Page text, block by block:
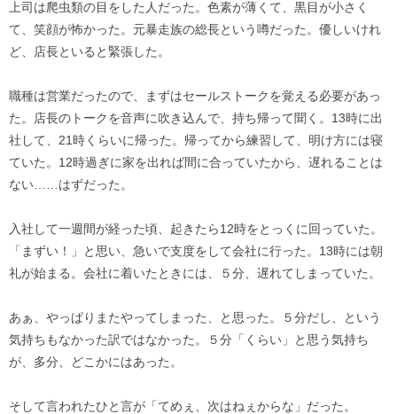
上司は爬虫類の目をした人だった。色素が薄くて、黒目が小さく
て、笑顔が怖かった。元暴走族の総長という噂だった。優しいけれ
ど、店長といると緊張した。
職種は営業だったので、まずはセールストークを覚える必要があっ
た。店長のトークを音声に吹き込んで、持ち帰って聞く。13時に出
社して、21時くらいに帰った。帰ってから練習して、明け方には寝
ていた。12時過ぎに家を出れば間に合っていたから、遅れることは
ない……はずだった。
入社して一週間が経った頃、起きたら12時をとっくに回っていた。
「まずい！」と思い、急いで支度をして会社に行った。13時には朝
礼が始まる。会社に着いたときには、５分、遅れてしまっていた。
あぁ、やっぱりまたやってしまった、と思った。５分だし、という
気持ちもなかった訳ではなかった。５分「くらい」と思う気持ち
が、多分、どこかにはあった。
そして言われたひと言が「てめぇ、次はねぇからな」だった。